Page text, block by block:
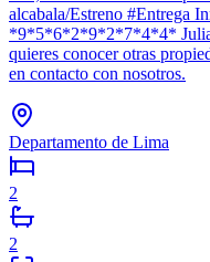
alcabala/Estreno #Entrega
*9*5*6*2*9*2*7*4*4*
quieres conocer otras
en contacto con nosotros.
Departamento de Lima
2
2